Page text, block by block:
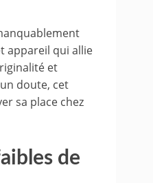
appareil qui allie
et
doute, cet
sa place chez
de